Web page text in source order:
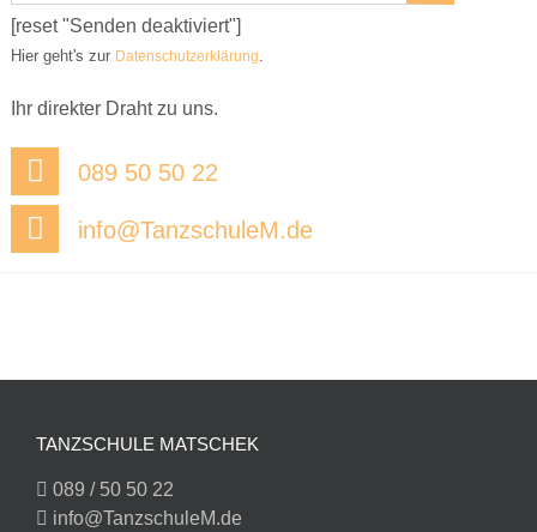
[reset "Senden deaktiviert"]
Hier geht's zur Datenschutzerklärung.
Ihr direkter Draht zu uns.
089 50 50 22
info@TanzschuleM.de
TANZSCHULE MATSCHEK
089 / 50 50 22
info@TanzschuleM.de